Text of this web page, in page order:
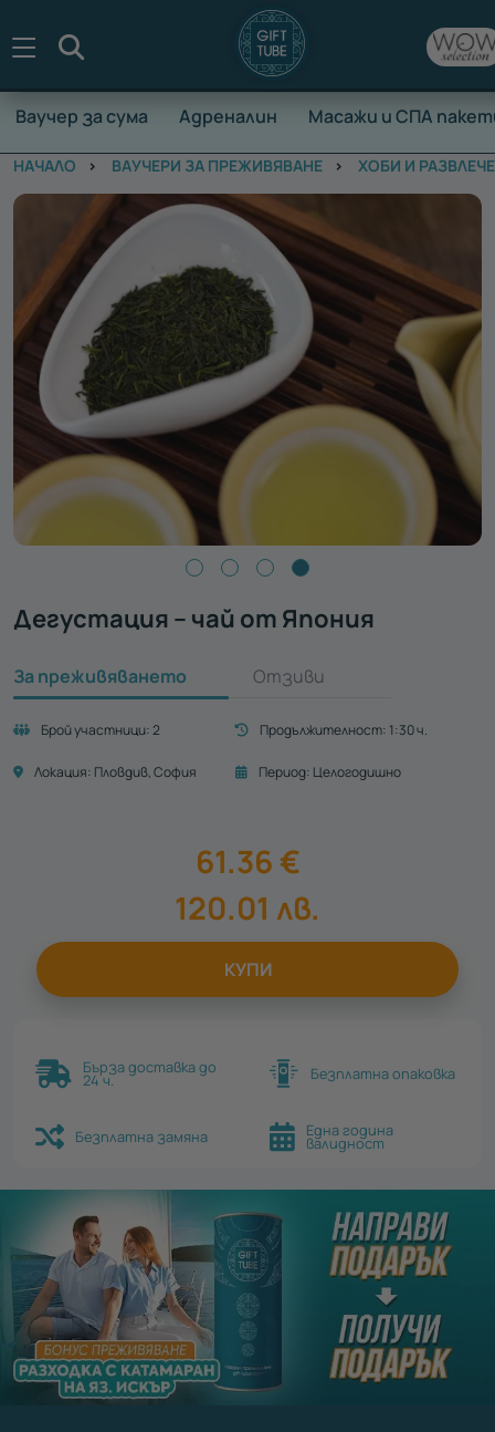
Ваучер за сума Адреналин Масажи и СПА
НАЧАЛО ВАУЧЕРИ ЗА ПРЕЖИВЯВАНЕ ХОБИ И
Дегустация – чай от Япония
За преживяването Отзиви
Брой участници:2 Продължителност: 1:30 ч.
Локация: Пловдив София Период: Целогодишно
61.36 €
120.01 лв.
КУПИ
Бърза доставка до
24 ч. Безплатна опаковка
Безплатна замяна Една година
валидност